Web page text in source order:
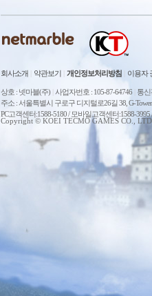
회사소개 약관보기 개인정보처리방침 이용자
상호 : 넷마블(주) 사업자번호 : 105-87-64746 통신
주소 : 서울특별시 구로구 디지털로26길 38, G-
PC고객센터:1588-5180 / 모바일고객센터:1588-
Copyright © KOEI TECMO GAMES CO.,